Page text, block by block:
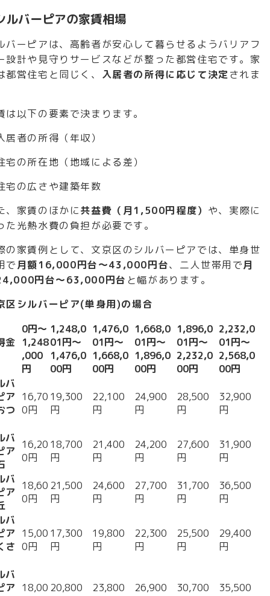
ルバーピアの家賃相場
バーピアは、高齢者が安心して暮らせるようバリアフ
設計や見守りサービスなどが整った都営住宅です。家
都営住宅と同じく、 入居者の所得に応じて決定されま
は以下の要素で決まります。
居者の所得（年収）
宅の所在地（地域による差）
宅の広さや建築年数
、家賃のほかに共益費（月1,500円程度） や、実際に
た光熱水費の負担が必要です。
の家賃例として、文京区のシルバーピアでは、単身世
で月額16,000円台～43,000円台、二人世帯用で月
円台～63,000円台 と幅があります。
区シルバーピア(単身用)の場合
金
0円〜
1,248
,000
円
1,248,0
01円〜
1,476,0
00円
1,476,0
01円〜
1,668,0
00円
1,668,0
01円〜
1,896,0
00円
1,896,0
01円〜
2,232,0
00円
2,232,0
01円〜
2,568,0
00円
バ
ア
つ
16,70
0円
19,300
円
22,100
円
24,900
円
28,500
円
32,900
円
バ
ア 16,20
0円
18,700
円
21,400
円
24,200
円
27,600
円
31,900
円
バ
ア 18,60
0円
21,500
円
24,600
円
27,700
円
31,700
円
36,500
円
バ
ア
さ
15,00
0円
17,300
円
19,800
円
22,300
円
25,500
円
29,400
円
バ
ア 18,00 20,800
23,800
26,900
30,700
35,500